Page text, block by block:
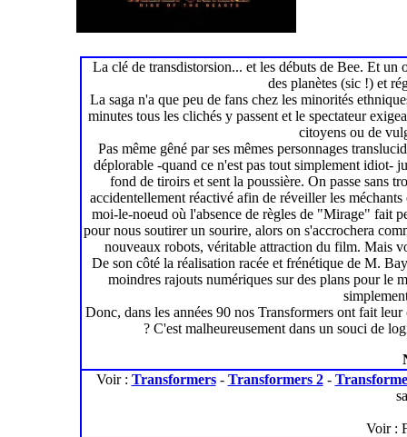
La clé de transdistorsion... et les débuts de Bee. Et
des planètes (sic !) et
La saga n'a que peu de fans chez les minorités
minutes tous les clichés y passent et le spectateur
citoyens ou de
Pas même gêné par ses mêmes personnages
déplorable -quand ce n'est pas tout simplement idiot-
fond de tiroirs et sent la poussière. On passe sans
accidentellement réactivé afin de réveiller les
moi-le-noeud où l'absence de règles de "Mirage" fait
pour nous soutirer un sourire, alors on s'accrochera
nouveaux robots, véritable attraction du film. Mais
De son côté la réalisation racée et frénétique de M.
moindres rajouts numériques sur des plans pour le
Donc, dans les années 90 nos Transformers ont fait
? C'est malheureusement dans un souci de
Voir : Transformers- Transformers 2-
Voir :